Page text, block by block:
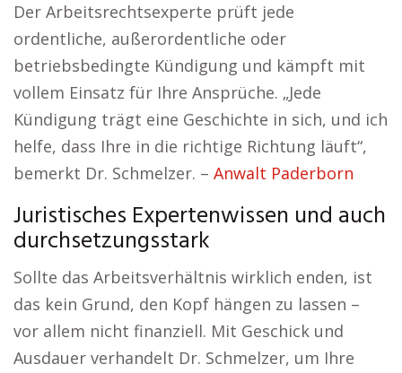
Der Arbeitsrechtsexperte prüft jede
ordentliche, außerordentliche oder
betriebsbedingte Kündigung und kämpft mit
vollem Einsatz für Ihre Ansprüche. „Jede
Kündigung trägt eine Geschichte in sich, und ich
helfe, dass Ihre in die richtige Richtung läuft“,
bemerkt Dr. Schmelzer. – Anwalt Paderborn
Juristisches Expertenwissen und auch
durchsetzungsstark
Sollte das Arbeitsverhältnis wirklich enden, ist
das kein Grund, den Kopf hängen zu lassen –
vor allem nicht finanziell. Mit Geschick und
Ausdauer verhandelt Dr. Schmelzer, um Ihre